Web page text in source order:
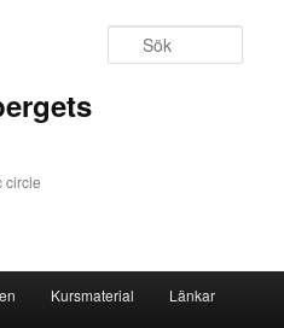
circle
Kursmaterial Länkar